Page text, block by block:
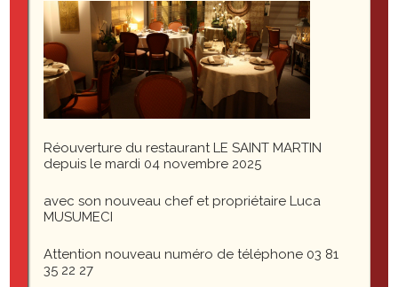
cropped-IMG_7737-1.jpg
Laisser un commentaire
Réouverture du restaurant LE SAINT MARTIN
depuis le mardi 04 novembre 2025
avec son nouveau chef et propriétaire Luca
MUSUMECI
Attention nouveau numéro de téléphone 03 81
35 22 27